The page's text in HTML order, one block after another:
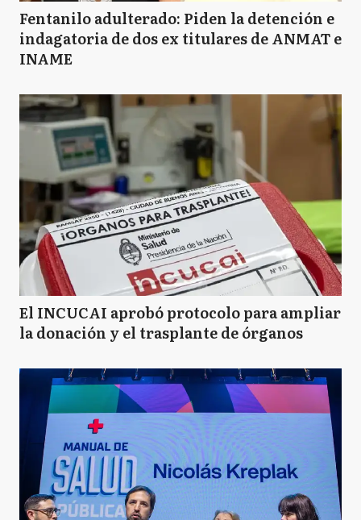
Fentanilo adulterado: Piden la detención e
indagatoria de dos ex titulares de ANMAT e
INAME
El INCUCAI aprobó protocolo para ampliar
la donación y el trasplante de órganos